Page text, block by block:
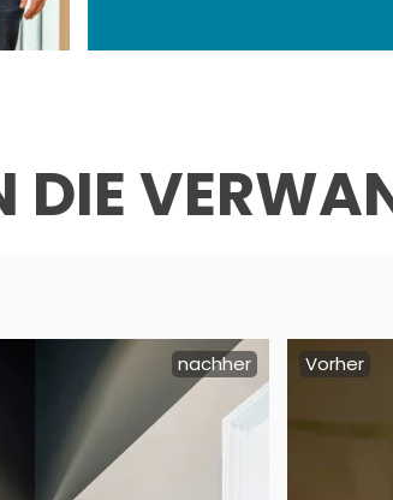
DIE
nachher Vorher